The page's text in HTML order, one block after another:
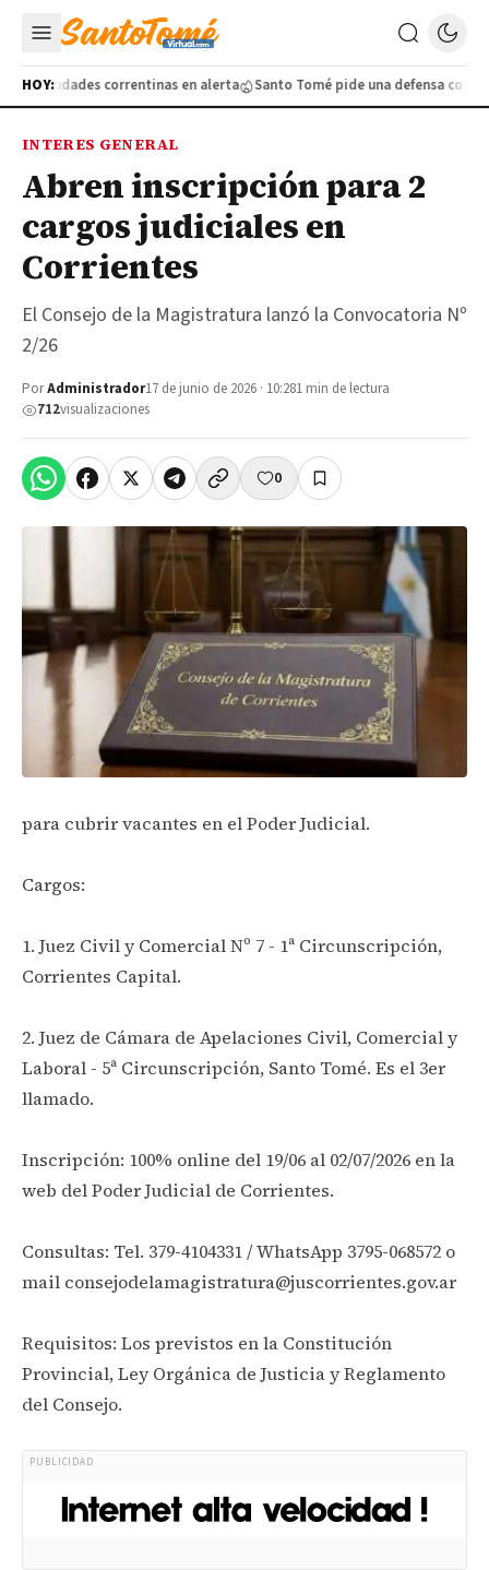
HOY:
ciudades correntinas en alerta Santo Tomé pide una defensa costera
INTERES GENERAL
Abren inscripción para 2
cargos judiciales en
Corrientes
El Consejo de la Magistratura lanzó la Convocatoria Nº
2/26
PorAdministrador17 de junio de 2026 · 10:281 min de lectura
712visualizaciones
0
para cubrir vacantes en el Poder Judicial.
Cargos:
1. Juez Civil y Comercial Nº 7 - 1ª Circunscripción,
Corrientes Capital.
2. Juez de Cámara de Apelaciones Civil, Comercial y
Laboral - 5ª Circunscripción, Santo Tomé. Es el 3er
llamado.
Inscripción: 100% online del 19/06 al 02/07/2026 en la
web del Poder Judicial de Corrientes.
Consultas: Tel. 379-4104331 / WhatsApp 3795-068572 o
mail consejodelamagistratura@juscorrientes.gov.ar
Requisitos: Los previstos en la Constitución
Provincial, Ley Orgánica de Justicia y Reglamento
del Consejo.
PUBLICIDAD